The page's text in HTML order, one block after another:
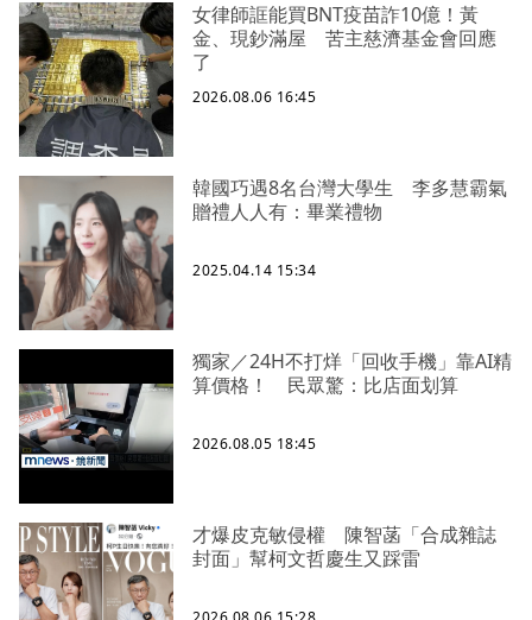
女律師誆能買BNT疫苗詐10億！黃
金、現鈔滿屋 苦主慈濟基金會回應
了
2026.08.06 16:45
韓國巧遇8名台灣大學生 李多慧霸氣
贈禮人人有：畢業禮物
2025.04.14 15:34
獨家／24H不打烊「回收手機」靠AI精
算價格！ 民眾驚：比店面划算
2026.08.05 18:45
才爆皮克敏侵權 陳智菡「合成雜誌
封面」幫柯文哲慶生又踩雷